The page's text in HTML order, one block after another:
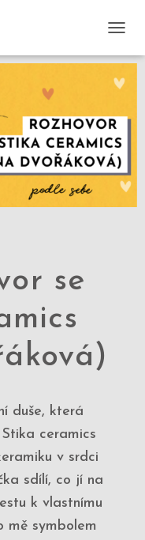
Ř
P
O
U
T
N
A
V
se
duše, která
ceramics
v srdci
sdílí, co jí na
k vlastnímu
mě symbolem